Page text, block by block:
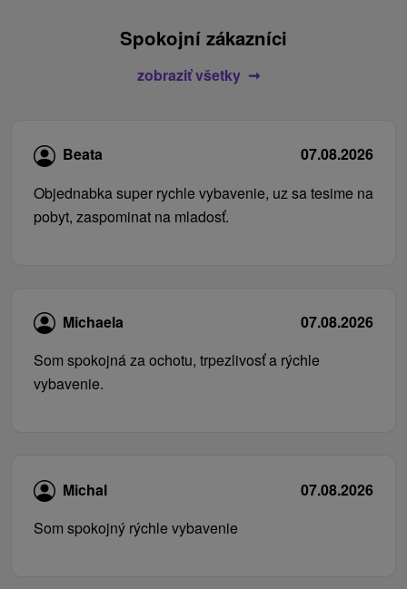
Spokojní zákazníci
zobraziť všetky
Beata
07.08.2026
Objednabka super rychle vybavenie, uz sa tesime na
pobyt, zaspominat na mladosť.
Michaela
07.08.2026
Som spokojná za ochotu, trpezlivosť a rýchle
vybavenie.
Michal
07.08.2026
Som spokojný rýchle vybavenie